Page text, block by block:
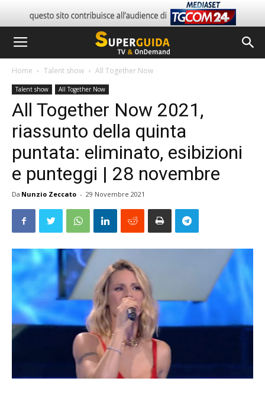
Home Talent show All Together Now
Talent show All Together Now
All Together Now 2021,
riassunto della quinta
puntata: eliminato, esibizioni
e punteggi | 28 novembre
Da Nunzio Zeccato - 29 Novembre 2021